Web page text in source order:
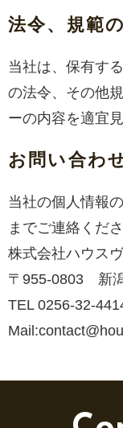
法令、規範
当社は、保有す
の法令、その他
ーの内容を適宜
お問い合わ
当社の個人情報
までご連絡くださ
株式会社ハウス
〒955-0803 新
TEL 0256-32-